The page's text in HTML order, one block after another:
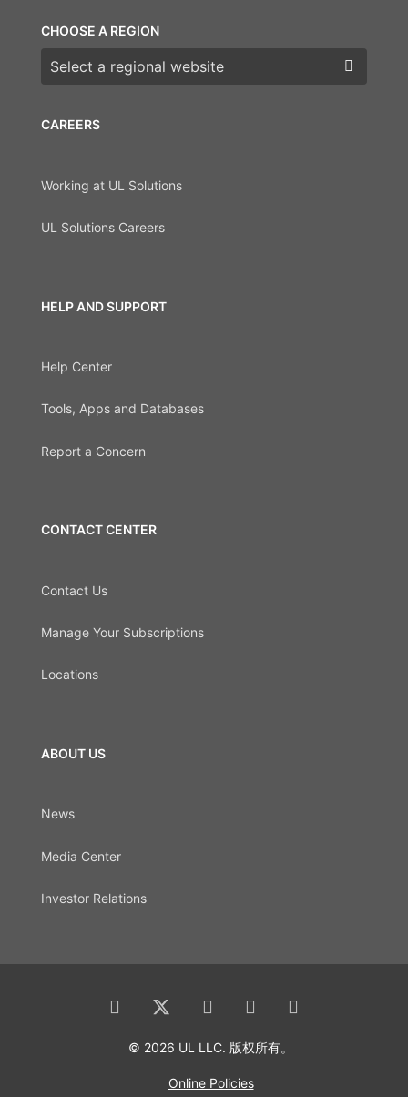
CAREERS
Working at UL Solutions
UL Solutions Careers
HELP AND SUPPORT
Help Center
Tools, Apps and Databases
Report a Concern
CONTACT CENTER
Contact Us
Manage Your Subscriptions
Locations
ABOUT US
News
Media Center
Investor Relations
CHOOSE A REGION
Choose a region
© 2026 UL LLC. 版权所有。
Online Policies